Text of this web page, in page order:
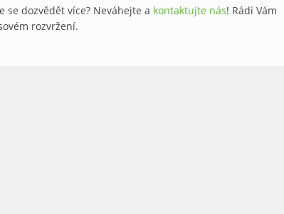
se dozvědět více? Neváhejte a kontaktujte nás! Rádi Vám
rozvržení.